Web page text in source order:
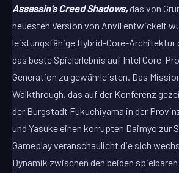
Assassin’s Creed Shadows,das von
neuesten Version von Anvil entwickelt
leistungsfähige Hybrid-Core-Architektur
das beste Spielerlebnis auf Intel Core-
Generation zu gewährleisten. Das
Walkthrough, das auf der Konferenz
der Burgstadt Fukuchiyama in der
und Yasuke einen korrupten Daimyo zur
Gameplay veranschaulicht die sich
Dynamik zwischen den beiden